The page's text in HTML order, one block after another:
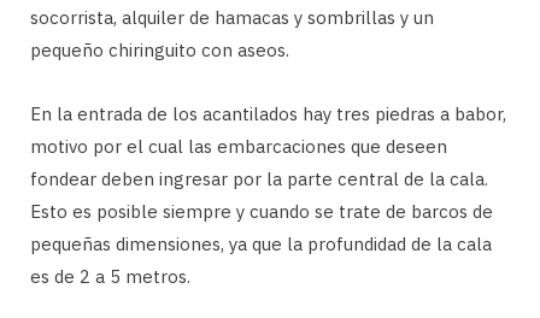
socorrista, alquiler de hamacas y sombrillas y un
pequeño chiringuito con aseos.
En la entrada de los acantilados hay tres piedras a babor,
motivo por el cual las embarcaciones que deseen
fondear deben ingresar por la parte central de la cala.
Esto es posible siempre y cuando se trate de barcos de
pequeñas dimensiones, ya que la profundidad de la cala
es de 2 a 5 metros.